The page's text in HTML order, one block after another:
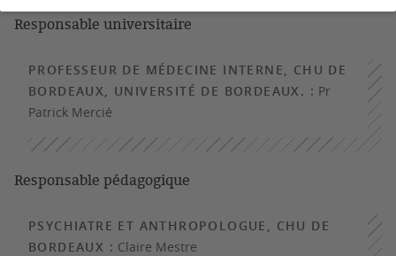
Responsable universitaire
PROFESSEUR DE MÉDECINE INTERNE, CHU DE
BORDEAUX, UNIVERSITÉ DE BORDEAUX. : Pr
Patrick Mercié
Responsable pédagogique
PSYCHIATRE ET ANTHROPOLOGUE, CHU DE
BORDEAUX : Claire Mestre